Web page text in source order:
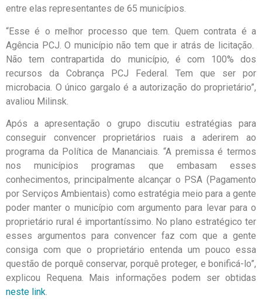
entre elas representantes de 65 municípios.
“Esse é o melhor processo que tem. Quem contrata é a
Agência PCJ. O município não tem que ir atrás de licitação.
Não tem contrapartida do município, é com 100% dos
recursos da Cobrança PCJ Federal. Tem que ser por
microbacia. O único gargalo é a autorização do proprietário”,
avaliou Milinsk.
Após a apresentação o grupo discutiu estratégias para
conseguir convencer proprietários ruais a aderirem ao
programa da Política de Mananciais. “A premissa é termos
nos municípios programas que embasam esses
conhecimentos, principalmente alcançar o PSA (Pagamento
por Serviços Ambientais) como estratégia meio para a gente
poder manter o município com argumento para levar para o
proprietário rural é importantíssimo. No plano estratégico ter
esses argumentos para convencer faz com que a gente
consiga com que o proprietário entenda um pouco essa
questão de porquê conservar, porquê proteger, e bonificá-lo”,
explicou Requena. Mais informações podem ser obtidas
neste link.